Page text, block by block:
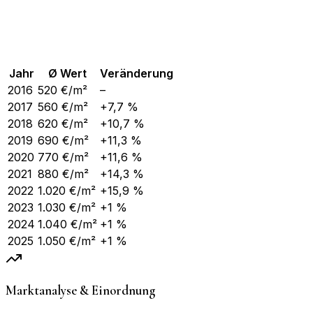
Jahr Ø Wert
Veränderung
2016 520 €/m²
–
2017 560 €/m²
+7,7 %
2018 620 €/m²
+10,7 %
2019 690 €/m²
+11,3 %
2020 770 €/m²
+11,6 %
2021 880 €/m²
+14,3 %
2022 1.020 €/m² +15,9 %
2023 1.030 €/m² +1 %
2024 1.040 €/m² +1 %
2025 1.050 €/m² +1 %
Marktanalyse & Einordnung